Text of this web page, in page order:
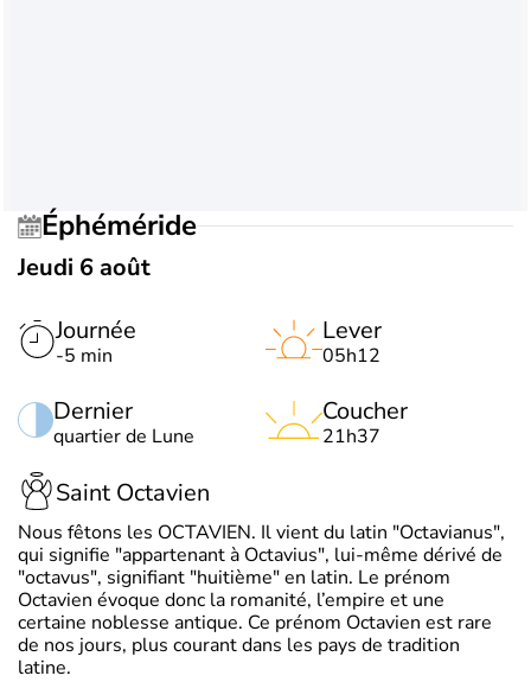
Éphéméride
Jeudi 6 août
Journée
-5 min
Dernier
quartier de Lune
Lever
05h12
Coucher
21h37
Saint Octavien
Nous fêtons les OCTAVIEN. Il vient du latin "Octavianus",
qui signifie "appartenant à Octavius", lui-même dérivé de
"octavus", signifiant "huitième" en latin. Le prénom
Octavien évoque donc la romanité, l’empire et une
certaine noblesse antique. Ce prénom Octavien est rare
de nos jours, plus courant dans les pays de tradition
latine.